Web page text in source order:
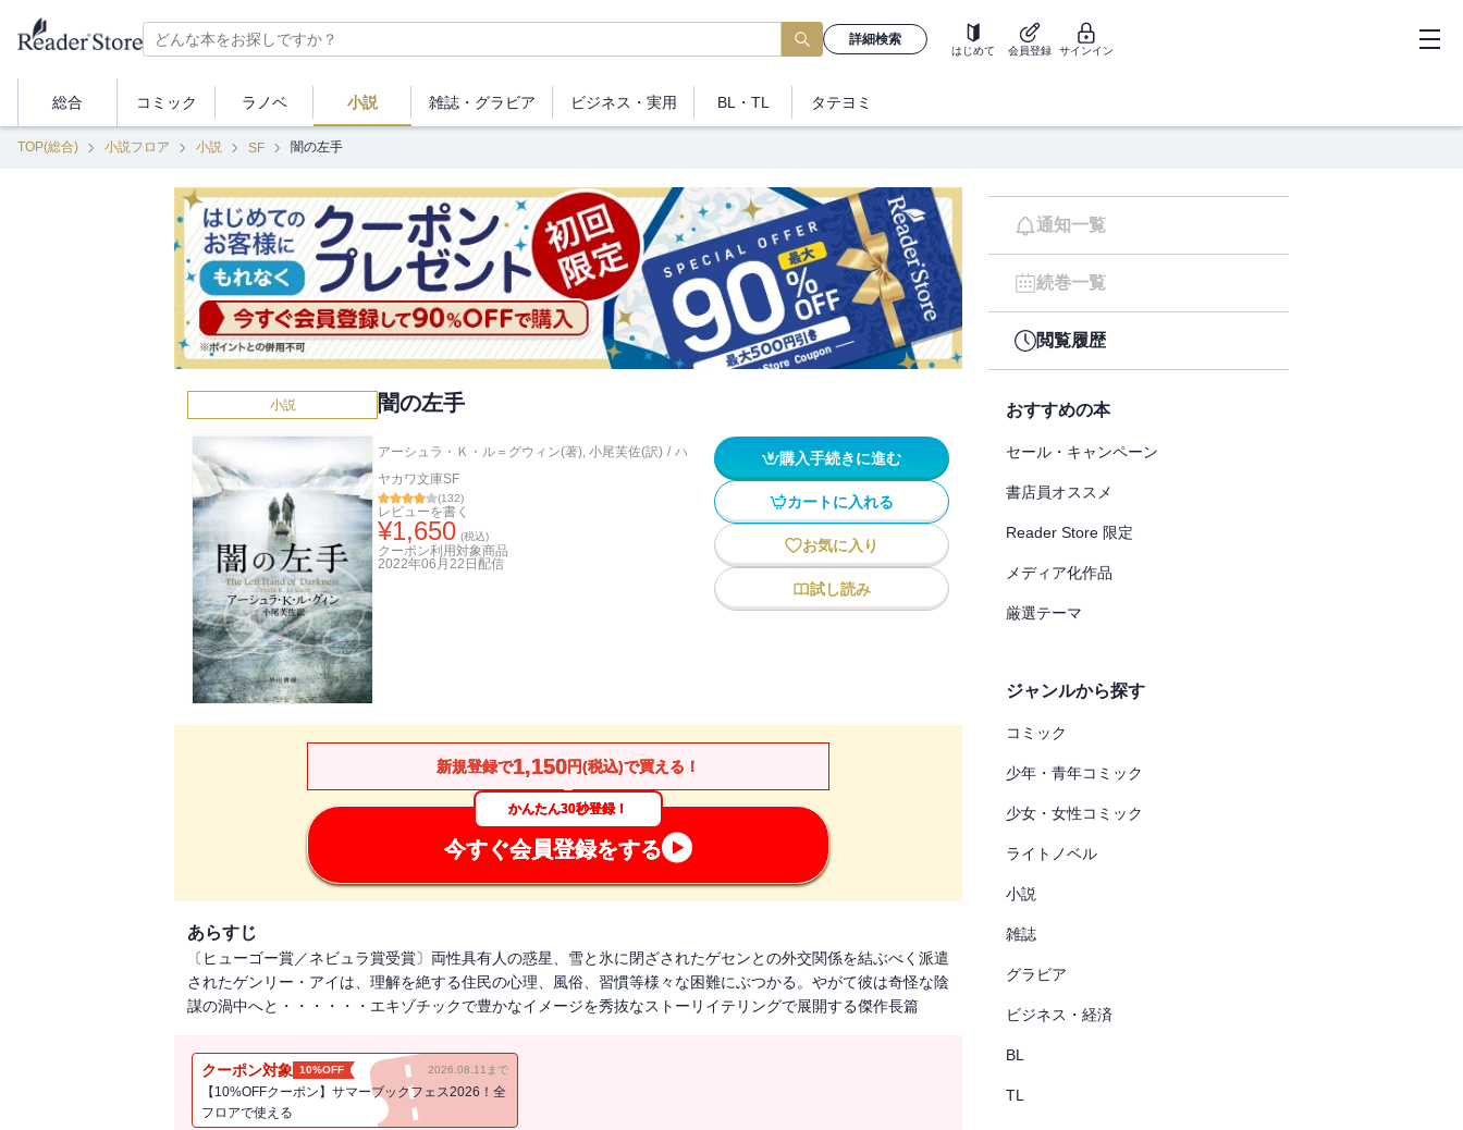
詳細検索
はじめて 会員登録 サインイン
総合 コミック ラノベ 小説 雑誌・ グラビア ビジネス ・実用 BL・TL タテヨミ
TOP(総合) 小説フロア 小説 SF 闇の左手
小説 闇の左手
アーシュラ・Ｋ・ル＝グウィン(著), 小尾芙佐(訳) / ハ
ヤカワ文庫SF
(132)
レビューを書く
¥1,650 (税込)
クーポン利用対象商品
2022年06月22日 配信
購入手続きに進む
カートに入れる
お気に入り
試し読み
新規登録で1,150円(税込)で買える！
かんたん30秒登録！
今すぐ会員登録をする
あらすじ
〔ヒューゴー賞／ネビュラ賞受賞〕両性具有人の惑星、雪と氷に閉ざされたゲセンとの外交関係を結ぶべく派遣
されたゲンリー・アイは、理解を絶する住民の心理、風俗、習慣等様々な困難にぶつかる。やがて彼は奇怪な陰
謀の渦中へと・・・・・・エキゾチックで豊かなイメージを秀抜なストーリイテリングで展開する傑作長篇
クーポン対象 10%OFF 2026.08.11まで
【10%OFFクーポン】サマーブックフェス2026！全
フロアで使える
通知一覧
続巻一覧
閲覧履歴
おすすめの本
セール・キャンペーン
書店員オススメ
Reader Store 限定
メディア化作品
厳選テーマ
ジャンルから探す
コミック
少年・青年コミック
少女・女性コミック
ライトノベル
小説
雑誌
グラビア
ビジネス・経済
BL
TL